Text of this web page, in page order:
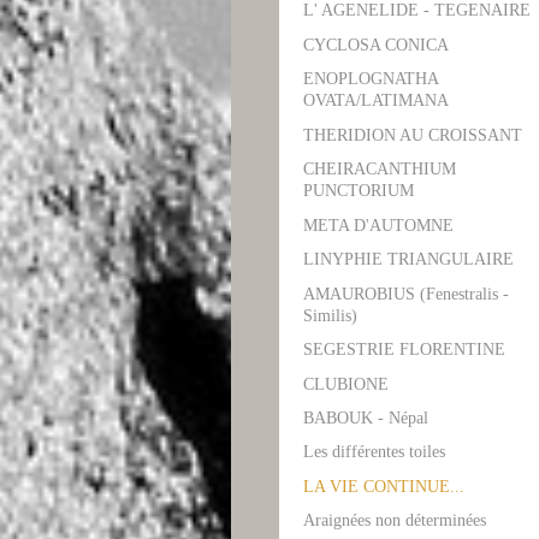
L' AGENELIDE - TEGENAIRE
CYCLOSA CONICA
ENOPLOGNATHA
OVATA/LATIMANA
THERIDION AU CROISSANT
CHEIRACANTHIUM
PUNCTORIUM
META D'AUTOMNE
LINYPHIE TRIANGULAIRE
AMAUROBIUS (Fenestralis -
Similis)
SEGESTRIE FLORENTINE
CLUBIONE
BABOUK - Népal
Les différentes toiles
LA VIE CONTINUE...
Araignées non déterminées